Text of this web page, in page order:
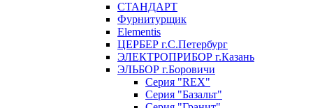
СТАНДАРТ
Фурнитурщик
Elementis
ЦЕРБЕР г.С.Петербург
ЭЛЕКТРОПРИБОР г.Казань
ЭЛЬБОР г.Боровичи
Серия "REX"
Серия "Базальт"